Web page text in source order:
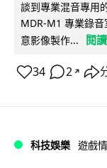
談到專業混音專用
MDR-M1 專業錄
意影像製作...
閱
34 2 ↗
科技娛樂 遊戲